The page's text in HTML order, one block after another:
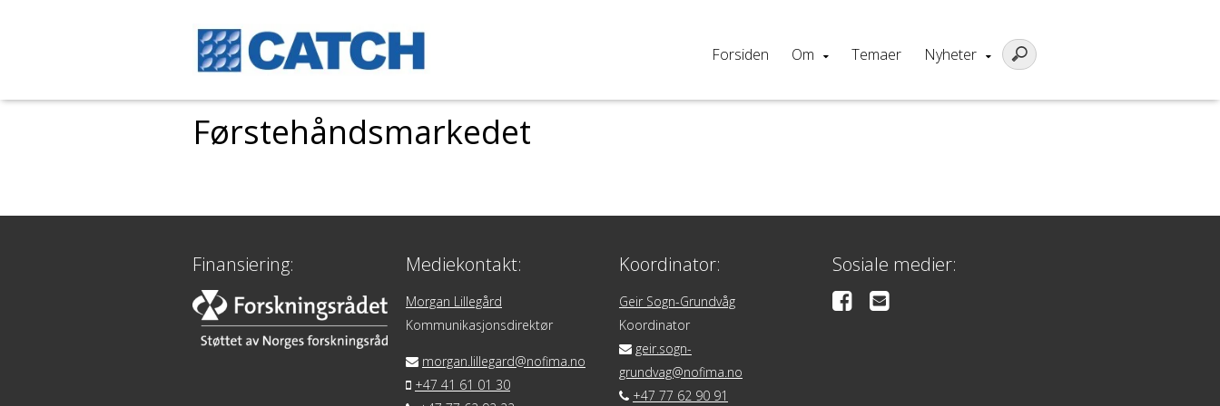
Forsiden Om Temaer Nyheter
Førstehåndsmarkedet
Finansiering: Mediekontakt:
Morgan Lillegård
Kommunikasjonsdirektør
morgan.lillegard@nofima.no
+47 41 61 01 30
Koordinator:
Geir Sogn-Grundvåg
Koordinator
geir.sogn-
grundvag@nofima.no
+47 77 62 90 91
Sosiale medier: